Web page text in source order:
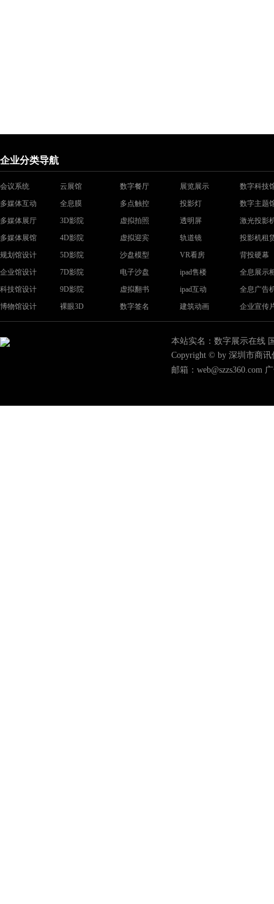
企业分类导航
会议系统 云展馆 数字餐厅 展览展示
数字科技
多媒体互动
全息膜 多点触控 投影灯
数字主题
多媒体展厅
3D影院 虚拟拍照 透明屏
激光投影
多媒体展馆
4D影院 虚拟迎宾 轨道镜
投影机租
规划馆设计
5D影院 沙盘模型 VR看房
背投硬幕
企业馆设计
7D影院 电子沙盘 ipad售楼
全息展示
科技馆设计
9D影院 虚拟翻书 ipad互动
全息广告
博物馆设计
裸眼3D 数字签名 建筑动画 企业宣传
本站实名：数字展示在线
Copyright © by 深圳市商
邮箱：web@szzs360.com